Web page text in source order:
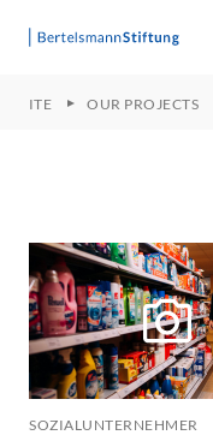
OUR PROJECTS
SOZIALUNTERNEHMER